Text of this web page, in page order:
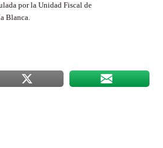
por la Unidad Fiscal de
Blanca.